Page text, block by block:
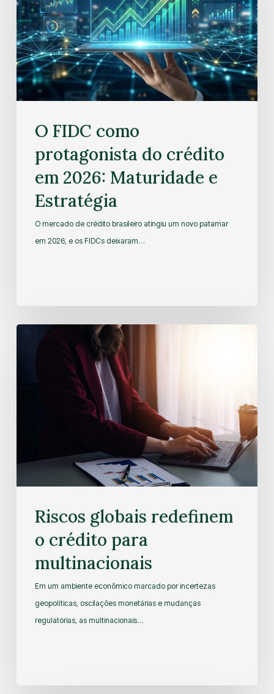
O FIDC como
protagonista do crédito
em 2026: Maturidade e
Estratégia
O mercado de crédito brasileiro atingiu um novo patamar
em 2026, e os FIDCs deixaram…
Riscos globais redefinem
o crédito para
multinacionais
Em um ambiente econômico marcado por incertezas
geopolíticas, oscilações monetárias e mudanças
regulatórias, as multinacionais…